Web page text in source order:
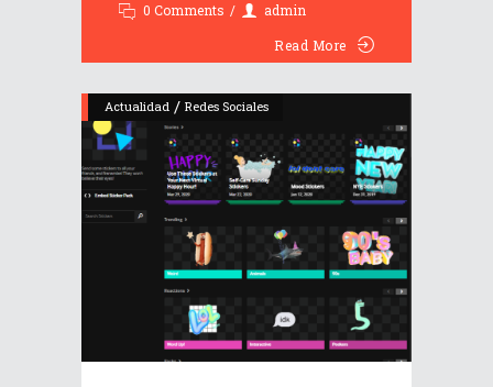
0 Comments
admin
Read More
Actualidad / Redes Sociales